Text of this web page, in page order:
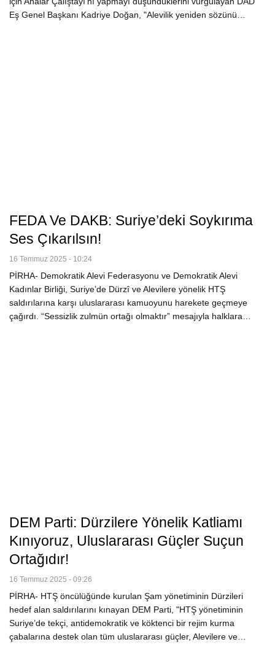
Eş Genel Başkanı Kadriye Doğan, "Alevilik yeniden sözünü…
FEDA Ve DAKB: Suriye’deki Soykırıma
Ses Çıkarılsın!
16 Temmuz 2025 - 10:24
PİRHA- Demokratik Alevi Federasyonu ve Demokratik Alevi
Kadınlar Birliği, Suriye’de Dürzî ve Alevilere yönelik HTŞ
saldırılarına karşı uluslararası kamuoyunu harekete geçmeye
çağırdı. “Sessizlik zulmün ortağı olmaktır” mesajıyla halklara…
DEM Parti: Dürzilere Yönelik Katliamı
Kınıyoruz, Uluslararası Güçler Suçun
Ortağıdır!
16 Temmuz 2025 - 09:26
PİRHA- HTŞ öncülüğünde kurulan Şam yönetiminin Dürzileri
hedef alan saldırılarını kınayan DEM Parti, "HTŞ yönetiminin
Suriye’de tekçi, antidemokratik ve köktenci bir rejim kurma
çabalarına destek olan tüm uluslararası güçler, Alevilere ve…